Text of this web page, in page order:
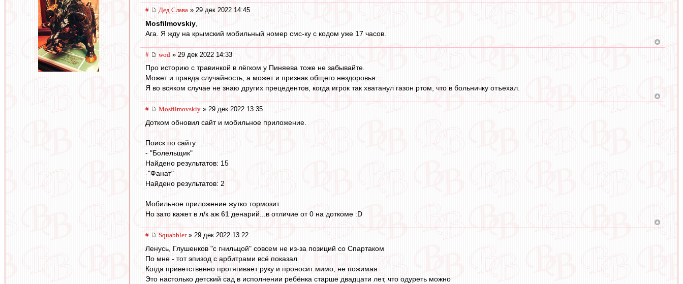
# Дед Слава » 29 дек 2022 14:45
Mosfilmovskiy
Ага. Я жду на крымский мобильный номер смс-ку с кодом уже 17 часов.
# wod » 29 дек 2022 14:33
Про историю с травинкой в лёгком у Пиняева тоже не забывайте.
Может и правда случайность, а может и признак общего нездоровья.
Я во всяком случае не знаю других прецедентов, когда игрок так хватанул газон ртом, что в больничку отъехал.
# Mosfilmovskiy » 29 дек 2022 13:35
Дотком обновил сайт и мобильное приложение.
Поиск по сайту:
- "Болельщик"
Найдено результатов: 15
-"Фанат"
Найдено результатов: 2
Мобильное приложение жутко тормозит.
Но зато кажет в л/к аж 61 денарий...в отличие от 0 на доткоме :D
# Squabbler» 29 дек 2022 13:22
Ленусь, Глушенков "с гнильцой" совсем не из-за позиций со Спартаком
По мне - тот эпизод с арбитрами всё показал
Когда приветственно протягивает руку и проносит мимо, не пожимая
Это настолько детский сад в исполнении ребёнка старше двадцати лет, что одуреть можно